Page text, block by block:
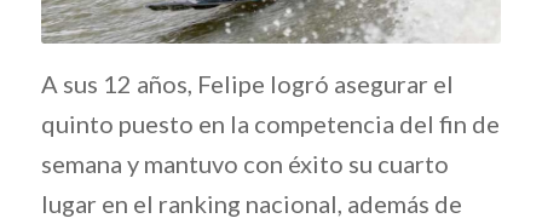
A sus 12 años, Felipe logró asegurar el
quinto puesto en la competencia del fin de
semana y mantuvo con éxito su cuarto
lugar en el ranking nacional, además de